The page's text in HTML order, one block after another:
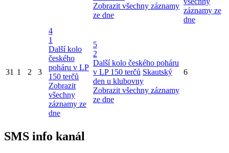
Zobrazit všechny záznamy
ze dne
záznamy ze
dne
31 1 2 3
4
1
Další kolo
českého
poháru v LP
150 terčů
Zobrazit
všechny
záznamy ze
dne
5
2
Další kolo českého poháru
v LP 150 terčů Skautský
den u klubovny
Zobrazit všechny záznamy
ze dne
6
SMS info kanál